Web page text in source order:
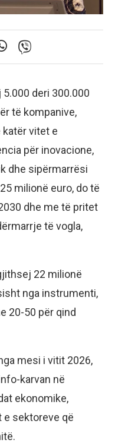
5.000 deri 300.000
të kompanive,
katër vitet e
për inovacione,
dhe sipërmarrësi
milionë euro, do të
dhe me të pritet
të vogla,
22 milionë
nga instrumenti,
20-50 për qind
mesi i vitit 2026,
karvan në
ekonomike,
e sektoreve që